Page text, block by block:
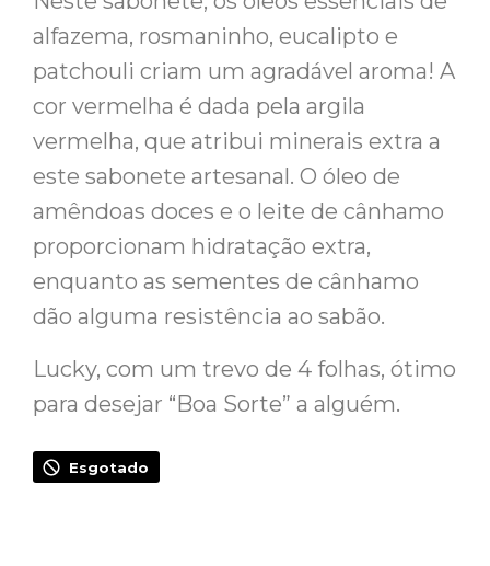
alfazema, rosmaninho, eucalipto e
patchouli criam um agradável aroma! A
cor vermelha é dada pela argila
vermelha, que atribui minerais extra a
este sabonete artesanal. O óleo de
amêndoas doces e o leite de cânhamo
proporcionam hidratação extra,
enquanto as sementes de cânhamo
dão alguma resistência ao sabão.
Lucky, com um trevo de 4 folhas, ótimo
para desejar “Boa Sorte” a alguém.
Esgotado